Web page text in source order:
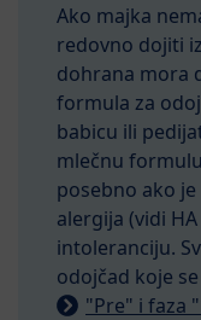
Ako majka
redovno dojiti
dohrana mora
formula za
babicu ili
mlečnu
posebno ako
alergija (vidi
intoleranciju.
odojčad koje
"Pre" i faza